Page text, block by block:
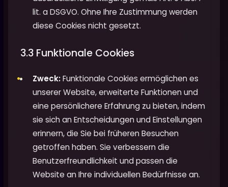
lit. a DSGVO. Ohne Ihre Zustimmung werden
diese Cookies nicht gesetzt.
3.3 Funktionale Cookies
Zweck:Funktionale Cookies ermöglichen es
unserer Website, erweiterte Funktionen und
eine persönlichere Erfahrung zu bieten, indem
sie sich an Entscheidungen und Einstellungen
erinnern, die Sie bei früheren Besuchen
getroffen haben. Sie verbessern die
Benutzerfreundlichkeit und passen die
Website an Ihre individuellen Bedürfnisse an.